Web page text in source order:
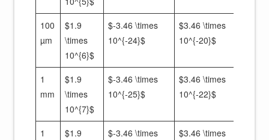
100
µm
$1.9
\times
10^{6}$
$-3.46 \times
10^{-24}$
$3.46 \times
10^{-20}$
1
mm
$1.9
\times
10^{7}$
$-3.46 \times
10^{-25}$
$3.46 \times
10^{-22}$
1
$1.9
$-3.46 \times
$3.46 \times